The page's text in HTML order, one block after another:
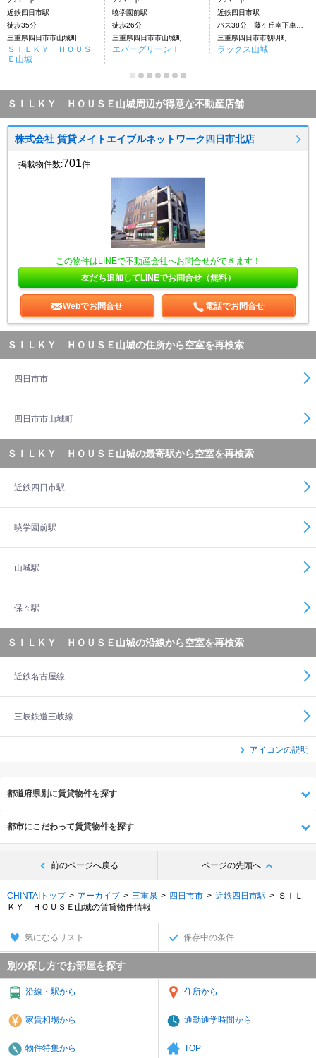
近鉄四日市駅
徒歩35分
三重県四日市市山城町
ＳＩＬＫＹ ＨＯＵＳ
Ｅ山城
暁学園前駅
徒歩26分
三重県四日市市山城町
エバーグリーンⅠ
近鉄四日市駅
バス38分 藤ヶ丘南下車：停歩8分
三重県四日市市朝明町
ラックス山城
ＳＩＬＫＹ ＨＯＵＳＥ山城周辺が得意な不動産店舗
株式会社 賃貸メイトエイブルネットワーク四日市北店
掲載物件数:701件
この物件はLINEで不動産会社へお問合せができます！
友だち追加してLINEでお問合せ（無料）
Webでお問合せ 電話でお問合せ
ＳＩＬＫＹ ＨＯＵＳＥ山城の住所から空室を再検索
四日市市
四日市市山城町
ＳＩＬＫＹ ＨＯＵＳＥ山城の最寄駅から空室を再検索
近鉄四日市駅
暁学園前駅
山城駅
保々駅
ＳＩＬＫＹ ＨＯＵＳＥ山城の沿線から空室を再検索
近鉄名古屋線
三岐鉄道三岐線
アイコンの説明
都道府県別に賃貸物件を探す
都市にこだわって賃貸物件を探す
前のページへ戻る ページの先頭へ
CHINTAIトップ アーカイブ 三重県 四日市市 近鉄四日市駅
ＳＩＬ
ＫＹ ＨＯＵＳＥ山城の賃貸物件情報
気になるリスト 保存中の条件
別の探し方でお部屋を探す
沿線・駅から 住所から
家賃相場から 通勤通学時間から
物件特集から TOP